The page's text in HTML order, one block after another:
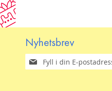
Nyhetsbrev
Prenumerera
på